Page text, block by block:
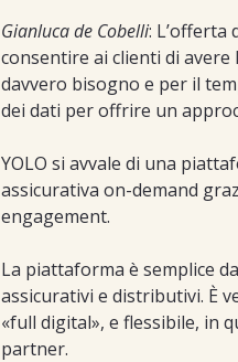
Gianluca de Cobelli: L’offerta
consentire ai clienti di
davvero bisogno e per il
dei dati per offrire un
YOLO si avvale di una
assicurativa on-demand
engagement.
La piattaforma è semplice
assicurativi e distributivi. È
«full digital», e flessibile, in
partner.